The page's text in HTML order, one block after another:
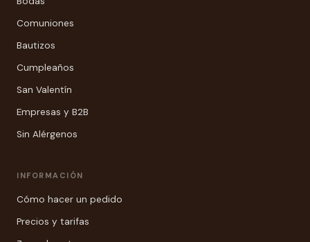
Comuniones
Bautizos
Cumpleaños
San Valentín
Empresas y B2B
Sin Alérgenos
INFORMACIÓN
Cómo hacer un pedido
Precios y tarifas